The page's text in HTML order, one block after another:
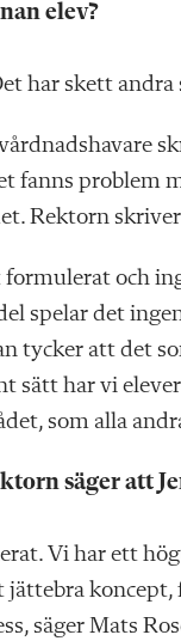
elev?
har skett andra
fanns problem
Rektorn
och
spelar det
tycker att det
sätt har vi
som alla
säger att
Vi har ett
koncept,
säger Mats